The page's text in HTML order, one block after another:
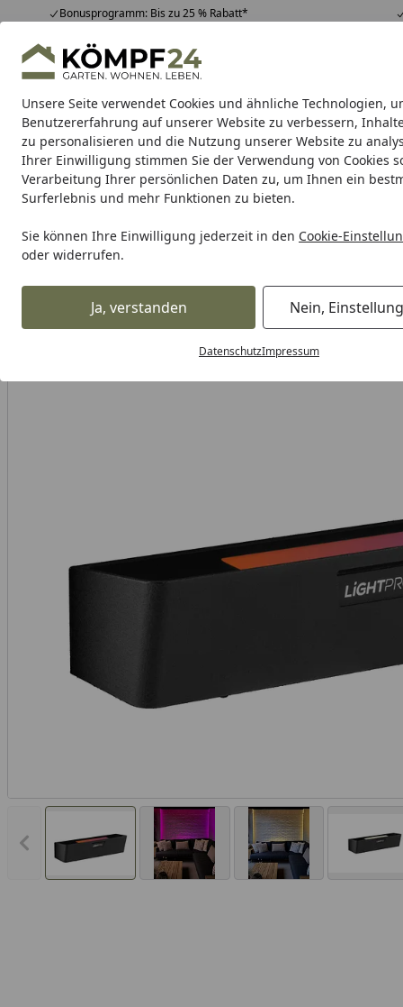
Unsere Seite verwendet Cookies und ähnliche Technologien,
Benutzererfahrung auf unserer Website zu verbessern,
zu personalisieren und die Nutzung unserer Website zu
Ihrer Einwilligung stimmen Sie der Verwendung von Cookies
Verarbeitung Ihrer persönlichen Daten zu, um Ihnen ein
Surferlebnis und mehr Funktionen zu bieten.
Sie können Ihre Einwilligung jederzeit in den Cookie-
oder widerrufen.
Ja, verstanden Nein,
DatenschutzImpressum
Bonusprogramm: Bis zu 25 % Rabatt*
Hotline07051 / 9 22 22
Mo-Fr. 8-16 Uhr 25.982 Bewertungen
Alle Produkte
Alle ProdukteHighlights Tipps & Tricks
Garten Gartenhaus Gerätehaus Carport &
Karibu Pools inkl.
Dein Traumpool im Sorglos-
Alles für den Garten Außenleuchten Wandleuchten für
Vorheriges Bild anzeigen